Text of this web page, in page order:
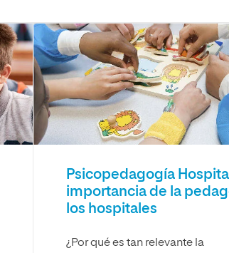
Psicopedagogía
importancia de la
los hospitales
¿Por qué es tan relevante la